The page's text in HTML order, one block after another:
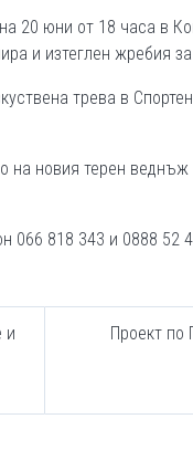
20 юни от 18 часа в
и изтеглен жребия
трева в
на новия терен
066 818 343 и 0888 52
и
Проект по